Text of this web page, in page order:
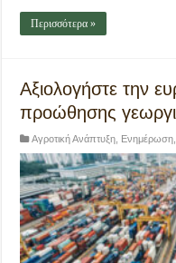
Περισσότερα »
Αξιολογήστε την
προώθησης
Αγροτική Ανάπτυξη, Ενημέρωση,